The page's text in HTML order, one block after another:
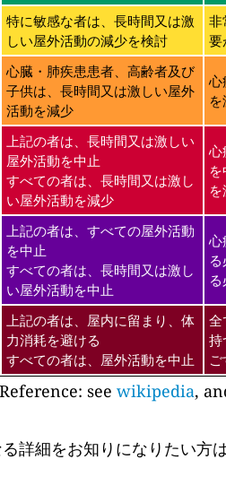
特に敏感な者は、長時間又は激
しい屋外活動の減少を検討
非
要
心臓・肺疾患患者、高齢者及び
子供は、長時間又は激しい屋外
活動を減少
心
上記の者は、長時間又は激しい
屋外活動を中止
すべての者は、長時間又は激し
い屋外活動を減少
心
上記の者は、すべての屋外活動
を中止
すべての者は、長時間又は激し
い屋外活動を中止
心
る
上記の者は、屋内に留まり、体
力消耗を避ける
すべての者は、屋外活動を中止
全
持
ご
see wikipedia,
詳細をお知りになりたい方は